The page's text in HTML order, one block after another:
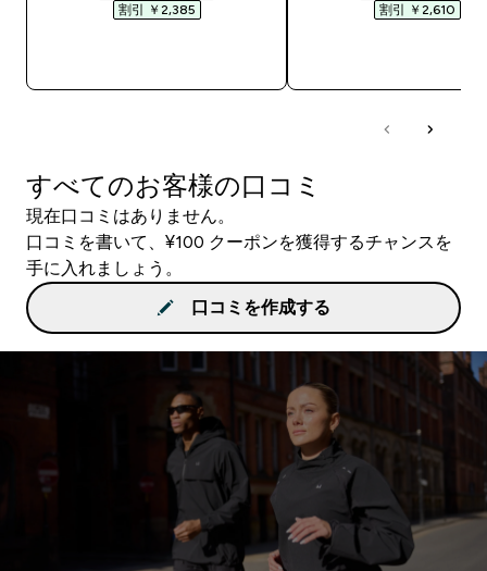
割引 ￥2,385‎
割引 ￥2,610‎
すべてのお客様の口コミ
現在口コミはありません。
口コミを書いて、¥100 クーポンを獲得するチャンスを
手に入れましょう。
口コミを作成する